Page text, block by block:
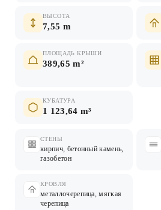
ВЫСОТА
7,55 m
ПЛОЩАДЬ КРЫШИ
389,65 m²
КУБАТУРА
1 123,64 m³
СТЕНЫ
кирпич, бетонный камень,
газобетон
КРОВЛЯ
металлочерепица, мягкая
черепица